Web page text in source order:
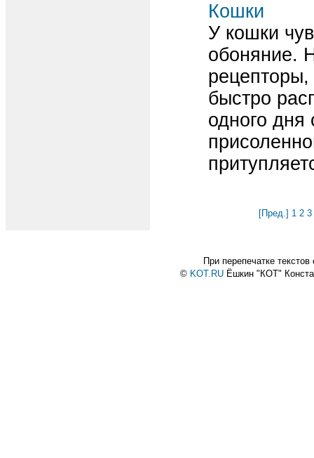
Кошки
У кошки
обоняние.
быстро
одного дня
[Пред.] 1 2 3
При перепечатке
© KOT.RU Ёшкин "КОТ"